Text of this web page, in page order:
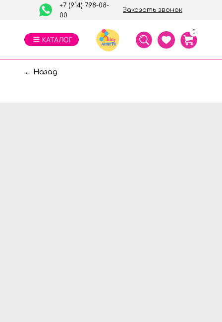
Заказать звонок
+7 (914) 798-08-
00
0
← Назад